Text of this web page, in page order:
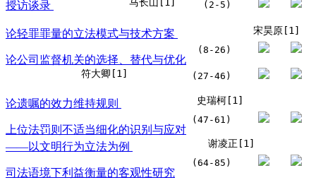
授访谈录
马长山[1] (2-5)
论轻罪罪量的立法模式与技术方案 宋昊原[1]
(8-26)
论公司监督机关的选择、替代与优化
符大卿[1] (27-46)
论遗嘱的效力维持规则 史瑞柯[1]
(47-61)
上位法罚则不适当细化的识别与应对
——以文明行为立法为例
谢凌正[1]
(64-85)
司法语境下利益衡量的客观性研究